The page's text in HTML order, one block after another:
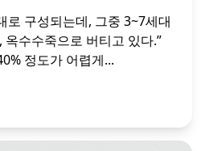
로 구성되는데, 그중 3~7세대
수수죽으로 버티고 있다.”
정도가 어렵게...